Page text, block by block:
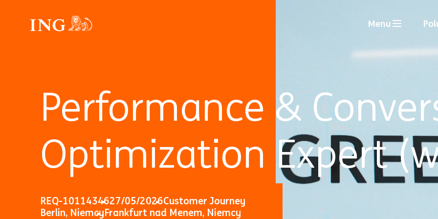
Menu
Performance &
Optimization Expert
REQ-1011434627/05/2026Customer Journey
Berlin, NiemcyFrankfurt nad Menem, Niemcy